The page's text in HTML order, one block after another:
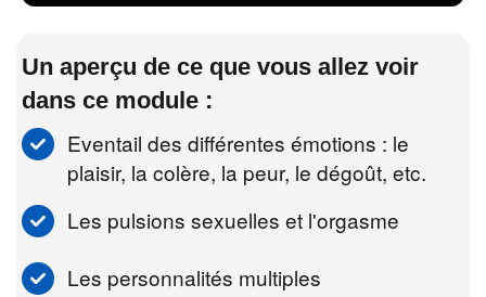
Un aperçu de ce que vous allez voir
dans ce module :
Eventail des différentes émotions : le
plaisir, la colère, la peur, le dégoût, etc.
Les pulsions sexuelles et l'orgasme
Les personnalités multiples